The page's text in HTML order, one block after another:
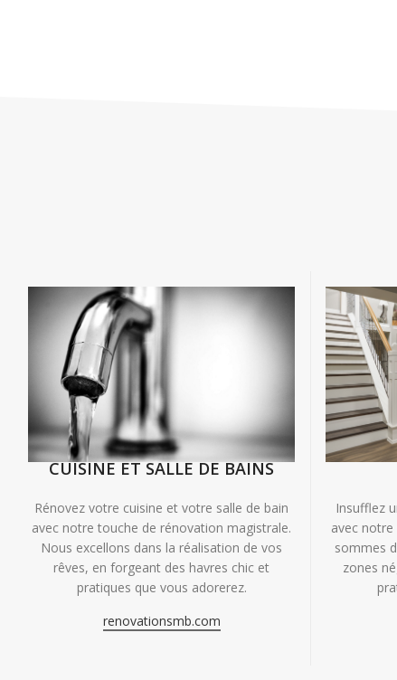
CUISINE ET SALLE DE BAINS
Rénovez votre cuisine et votre salle de bain
avec notre touche de rénovation magistrale.
Nous excellons dans la réalisation de vos
rêves, en forgeant des havres chic et
pratiques que vous adorerez.
renovationsmb.com
Insufflez
avec
sommes
zones